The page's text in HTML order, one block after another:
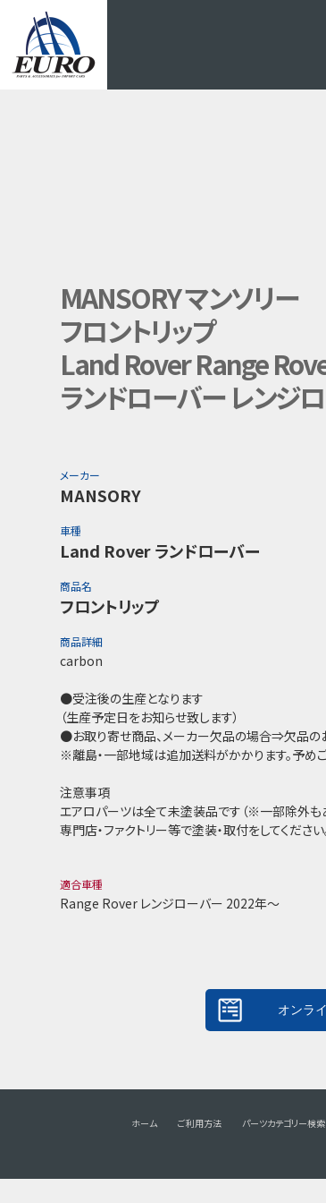
MANSORY マンソリー
フロントリップ
Land Rover Range
ランドローバー レンジ
メーカー
MANSORY
車種
Land Rover ランドローバー
商品名
フロントリップ
商品詳細
carbon
●受注後の生産となります
（生産予定日をお知らせ致します）
●お取り寄せ商品、メーカー欠品の場合⇒欠品の
※離島・一部地域は追加送料がかかります。予めご
注意事項
エアロパーツは全て未塗装品です（※一部除外も
専門店・ファクトリー等で塗装・取付をしてください
適合車種
Range Rover レンジローバー 2022年～
ホーム ご利用方法 パーツカテゴリー検索